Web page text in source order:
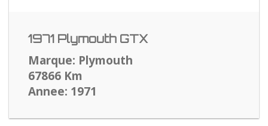
1971 Plymouth GTX
Marque: Plymouth
67866 Km
Annee: 1971